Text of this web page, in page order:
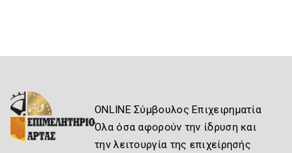
ONLINE Σύμβουλος Επιχειρηματία
Όλα όσα αφορούν την ίδρυση και
την λειτουργία της επιχείρησής